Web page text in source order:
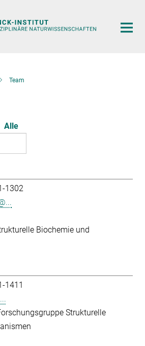
Team
Alle
1302
Biochemie und
1411
Strukturelle